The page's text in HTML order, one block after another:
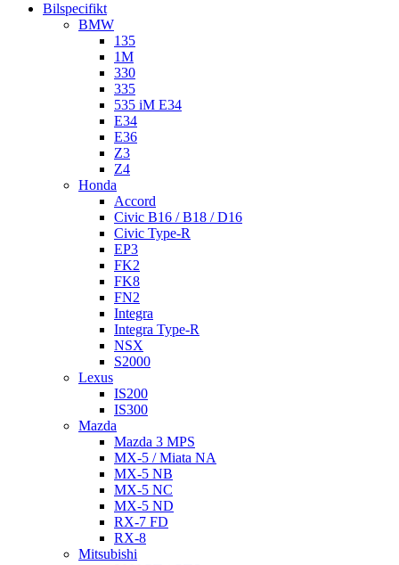
Bilspecifikt
BMW
135
1M
330
335
535 iM E34
E34
E36
Z3
Z4
Honda
Accord
Civic B16 / B18 / D16
Civic Type-R
EP3
FK2
FK8
FN2
Integra
Integra Type-R
NSX
S2000
Lexus
IS200
IS300
Mazda
Mazda 3 MPS
MX-5 / Miata NA
MX-5 NB
MX-5 NC
MX-5 ND
RX-7 FD
RX-8
Mitsubishi